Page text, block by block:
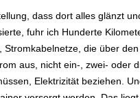
dass dort alles glänzt
fuhr ich Hunderte
die über
aus, nicht ein-, zwei-
Elektrizität beziehen.